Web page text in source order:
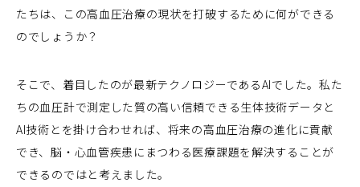
たちは、この高血圧治療の現状を打破するために何ができる
のでしょうか？
そこで、着目したのが最新テクノロジーであるAIでした。私た
ちの血圧計で測定した質の高い信頼できる生体技術データと
AI技術とを掛け合わせれば、将来の高血圧治療の進化に貢献
でき、脳・心血管疾患にまつわる医療課題を解決することが
できるのではと考えました。